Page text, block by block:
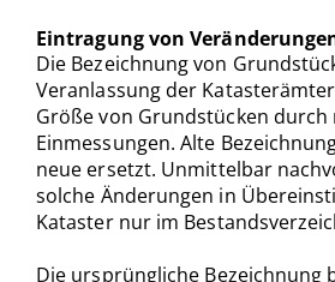
Eintragung von
Die Bezeichnung von
Veranlassung der
Größe von Grundstücken durch
Einmessungen. Alte
neue ersetzt. Unmittelbar
solche Änderungen in
Kataster nur im
Die ursprüngliche Bezeichnung